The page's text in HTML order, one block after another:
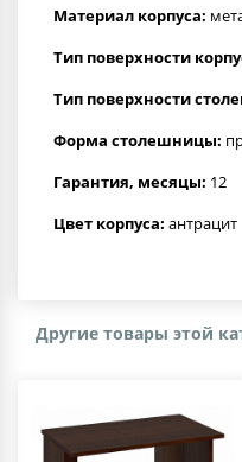
Материал корпуса:
Тип поверхности
Тип поверхности
Форма столешницы:
Гарантия, месяцы: 12
Цвет корпуса: антрацит
Другие товары этой